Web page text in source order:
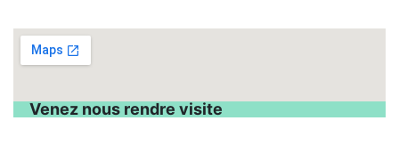
Venez nous rendre visite